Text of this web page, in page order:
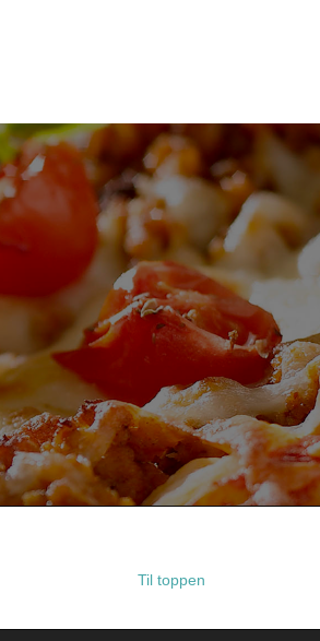
Til toppen